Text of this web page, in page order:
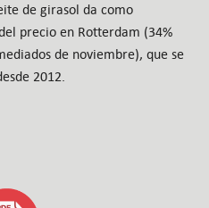
de girasol da como
precio en Rotterdam (34%
de noviembre), que se
2012.